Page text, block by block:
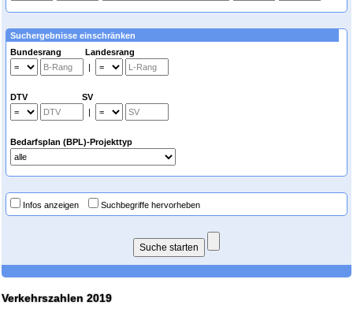
Suchergebnisse einschränken
Bundesrang Landesrang
|
DTV SV
|
Bedarfsplan (BPL)-Projekttyp
Infos anzeigen Suchbegriffe hervorheben
Verkehrszahlen 2019